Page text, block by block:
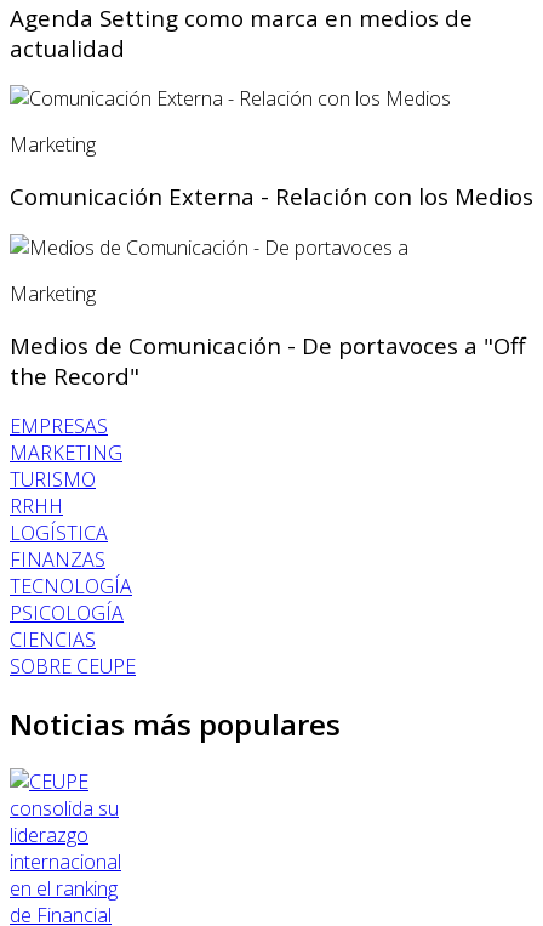
Agenda Setting como marca en medios de
actualidad
Marketing
Comunicación Externa - Relación con los Medios
Marketing
Medios de Comunicación - De portavoces a "Off
the Record"
EMPRESAS
MARKETING
TURISMO
RRHH
LOGÍSTICA
FINANZAS
TECNOLOGÍA
PSICOLOGÍA
CIENCIAS
SOBRE CEUPE
Noticias más populares